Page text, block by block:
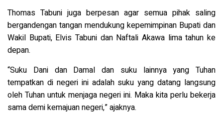
Thomas Tabuni juga berpesan agar semua pihak saling
bergandengan tangan mendukung kepemimpinan Bupati dan
Wakil Bupati, Elvis Tabuni dan Naftali Akawa lima tahun ke
depan.
“Suku Dani dan Damal dan suku lainnya yang Tuhan
tempatkan di negeri ini adalah suku yang datang langsung
oleh Tuhan untuk menjaga negeri ini. Maka kita perlu bekerja
sama demi kemajuan negeri,” ajaknya.